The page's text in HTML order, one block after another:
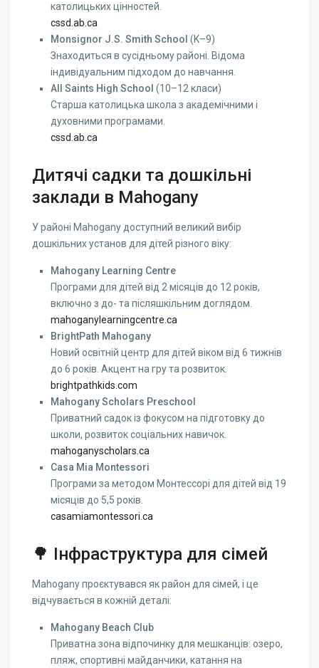
католицьких цінностей.
cssd.ab.ca
Monsignor J.S. Smith School (K–9)
Знаходиться в сусідньому районі. Відома
індивідуальним підходом до навчання.
All Saints High School (10–12 класи)
Старша католицька школа з академічними і
духовними програмами.
cssd.ab.ca
Дитячі садки та дошкільні
заклади в Mahogany
У районі Mahogany доступний великий вибір
дошкільних установ для дітей різного віку:
Mahogany Learning Centre
Програми для дітей від 2 місяців до 12 років,
включно з до- та післяшкільним доглядом.
mahoganylearningcentre.ca
BrightPath Mahogany
Новий освітній центр для дітей віком від 6 тижнів
до 6 років. Акцент на гру та розвиток.
brightpathkids.com
Mahogany Scholars Preschool
Приватний садок із фокусом на підготовку до
школи, розвиток соціальних навичок.
mahoganyscholars.ca
Casa Mia Montessori
Програми за методом Монтессорі для дітей від 19
місяців до 5,5 років.
casamiamontessori.ca
🌳 Інфраструктура для сімей
Mahogany проєктувався як район для сімей, і це
відчувається в кожній деталі:
Mahogany Beach Club
Приватна зона відпочинку для мешканців: озеро,
пляж, спортивні майданчики, катання на